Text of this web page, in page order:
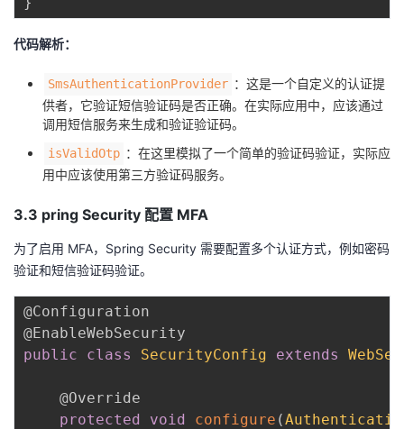
代码解析：
SmsAuthenticationProvider ：这是一个自定义的认证提
供者，它验证短信验证码是否正确。在实际应用中，应该通过
调用短信服务来生成和验证验证码。
isValidOtp ：在这里模拟了一个简单的验证码验证，实际应
用中应该使用第三方验证码服务。
3.3 pring Security 配置 MFA
为了启用 MFA，Spring Security 需要配置多个认证方式，例如密码
验证和短信验证码验证。
@Configuration
@EnableWebSecurity
public
class SecurityConfig extends
@Override
protected
void configure (